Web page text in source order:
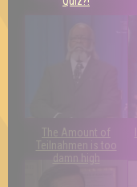
The Amount of
Teilnahmen is too
damn high